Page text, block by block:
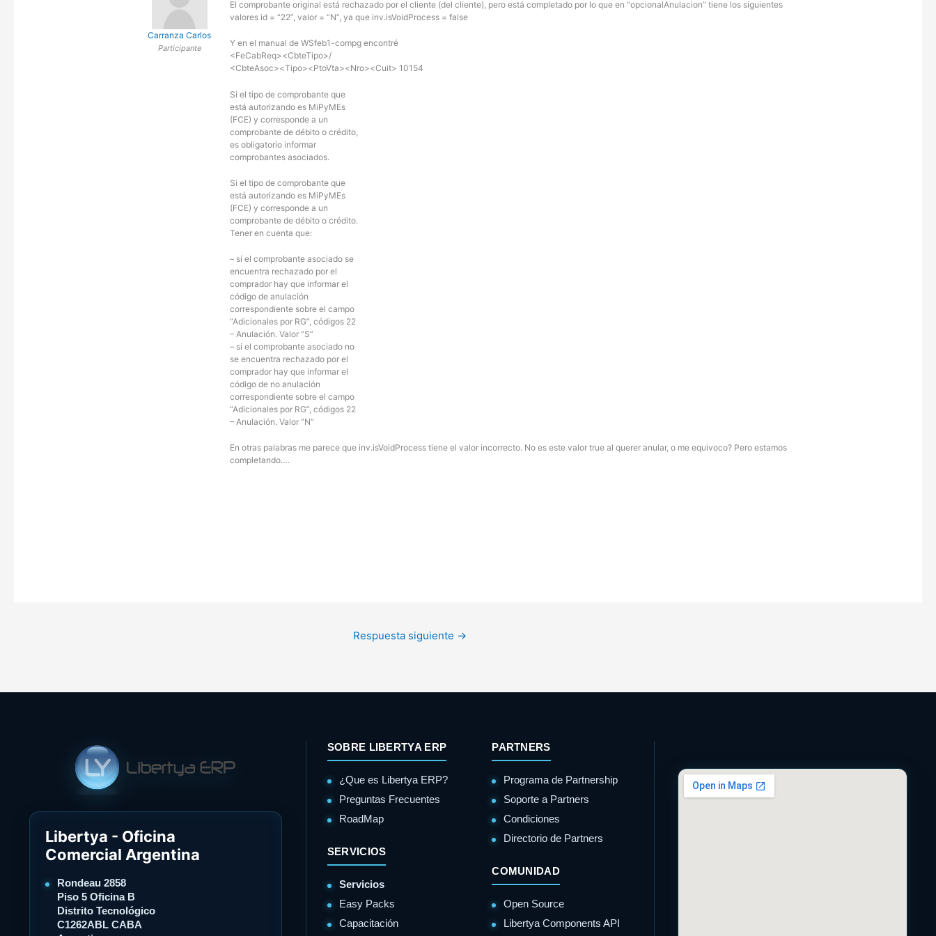
Carranza Carlos
Participante
El comprobante original está rechazado por el cliente (del cliente), pero está completado por lo que en “opcionalAnulacion” tiene los siguientes
valores id = “22”, valor = “N”, ya que inv.isVoidProcess = false
Y en el manual de WSfeb1-compg encontré
<FeCabReq><CbteTipo>/
<CbteAsoc><Tipo><PtoVta><Nro><Cuit> 10154
Si el tipo de comprobante que
está autorizando es MiPyMEs
(FCE) y corresponde a un
comprobante de débito o crédito,
es obligatorio informar
comprobantes asociados.
Si el tipo de comprobante que
está autorizando es MiPyMEs
(FCE) y corresponde a un
comprobante de débito o crédito.
Tener en cuenta que:
– sí el comprobante asociado se
encuentra rechazado por el
comprador hay que informar el
código de anulación
correspondiente sobre el campo
“Adicionales por RG”, códigos 22
– Anulación. Valor “S”
– sí el comprobante asociado no
se encuentra rechazado por el
comprador hay que informar el
código de no anulación
correspondiente sobre el campo
“Adicionales por RG”, códigos 22
– Anulación. Valor “N”
En otras palabras me parece que inv.isVoidProcess tiene el valor incorrecto. No es este valor true al querer anular, o me equivoco? Pero estamos
completando….
Respuesta siguiente →
Libertya - Oficina
Comercial Argentina
Rondeau 2858
Piso 5 Oficina B
Distrito Tecnológico
C1262ABL CABA
SOBRE LIBERTYA ERP
¿Que es Libertya ERP?
Preguntas Frecuentes
RoadMap
SERVICIOS
Servicios
Easy Packs
Capacitación
PARTNERS
Programa de Partnership
Soporte a Partners
Condiciones
Directorio de Partners
COMUNIDAD
Open Source
Libertya Components API